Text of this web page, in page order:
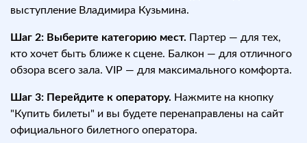
выступление Владимира Кузьмина.
Шаг 2: Выберите категорию мест. Партер — для тех,
кто хочет быть ближе к сцене. Балкон — для отличного
обзора всего зала. VIP — для максимального комфорта.
Шаг 3: Перейдите к оператору. Нажмите на кнопку
"Купить билеты" и вы будете перенаправлены на сайт
официального билетного оператора.